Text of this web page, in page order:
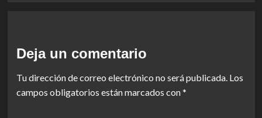
Deja un comentario
Tu dirección de correo electrónico no será publicada. Los
campos obligatorios están marcados con*